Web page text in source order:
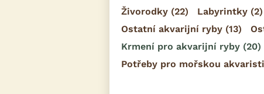
Živorodky (22) Labyrintky (2)
Ostatní akvarijní ryby (13)
Krmení pro akvarijní ryby (20)
Potřeby pro mořskou